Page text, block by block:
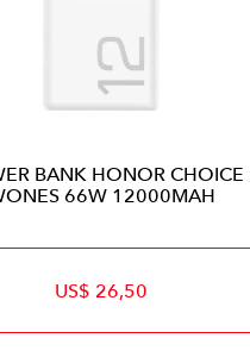
BANK HONOR CHOICE
66W 12000MAH
US$ 26,50